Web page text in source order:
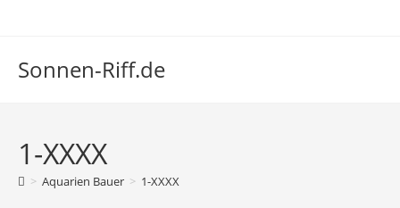
Sonnen-Riff.de
1-XXXX
> Aquarien Bauer > 1-XXXX